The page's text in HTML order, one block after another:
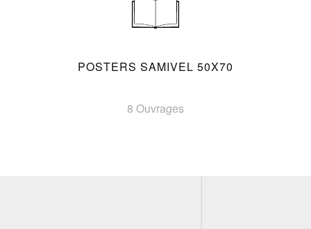
POSTERS SAMIVEL 50X70
8 Ouvrages